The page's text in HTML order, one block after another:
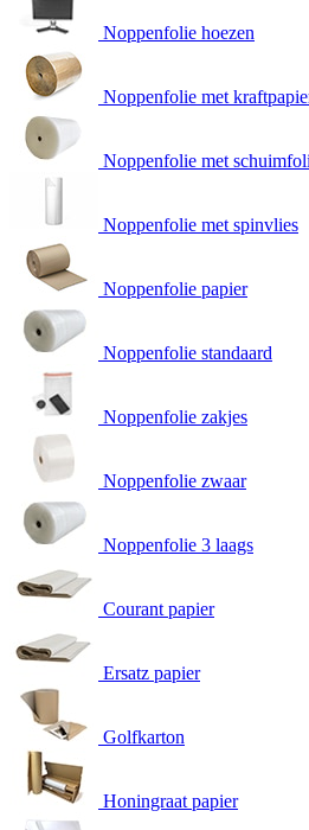
Noppenfolie hoezen
Noppenfolie met
Noppenfolie met
Noppenfolie met spinvlies
Noppenfolie papier
Noppenfolie standaard
Noppenfolie zakjes
Noppenfolie zwaar
Noppenfolie 3 laags
Courant papier
Ersatz papier
Golfkarton
Honingraat papier